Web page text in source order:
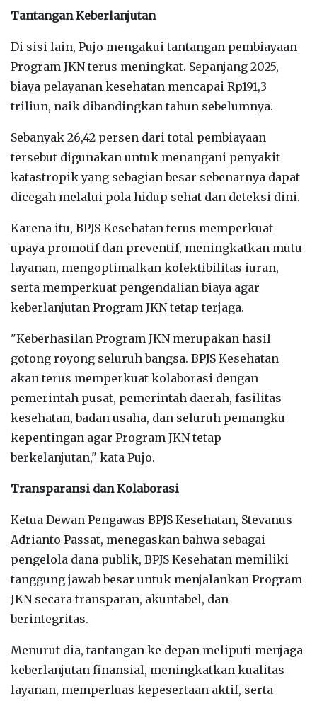
Tantangan Keberlanjutan
Di sisi lain, Pujo mengakui tantangan pembiayaan
Program JKN terus meningkat. Sepanjang 2025,
biaya pelayanan kesehatan mencapai Rp191,3
triliun, naik dibandingkan tahun sebelumnya.
Sebanyak 26,42 persen dari total pembiayaan
tersebut digunakan untuk menangani penyakit
katastropik yang sebagian besar sebenarnya dapat
dicegah melalui pola hidup sehat dan deteksi dini.
Karena itu, BPJS Kesehatan terus memperkuat
upaya promotif dan preventif, meningkatkan mutu
layanan, mengoptimalkan kolektibilitas iuran,
serta memperkuat pengendalian biaya agar
keberlanjutan Program JKN tetap terjaga.
"Keberhasilan Program JKN merupakan hasil
gotong royong seluruh bangsa. BPJS Kesehatan
akan terus memperkuat kolaborasi dengan
pemerintah pusat, pemerintah daerah, fasilitas
kesehatan, badan usaha, dan seluruh pemangku
kepentingan agar Program JKN tetap
berkelanjutan," kata Pujo.
Transparansi dan Kolaborasi
Ketua Dewan Pengawas BPJS Kesehatan, Stevanus
Adrianto Passat, menegaskan bahwa sebagai
pengelola dana publik, BPJS Kesehatan memiliki
tanggung jawab besar untuk menjalankan Program
JKN secara transparan, akuntabel, dan
berintegritas.
Menurut dia, tantangan ke depan meliputi menjaga
keberlanjutan finansial, meningkatkan kualitas
layanan, memperluas kepesertaan aktif, serta